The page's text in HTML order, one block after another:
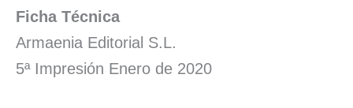
Ficha Técnica
Armaenia Editorial S.L.
5ª Impresión Enero de 2020